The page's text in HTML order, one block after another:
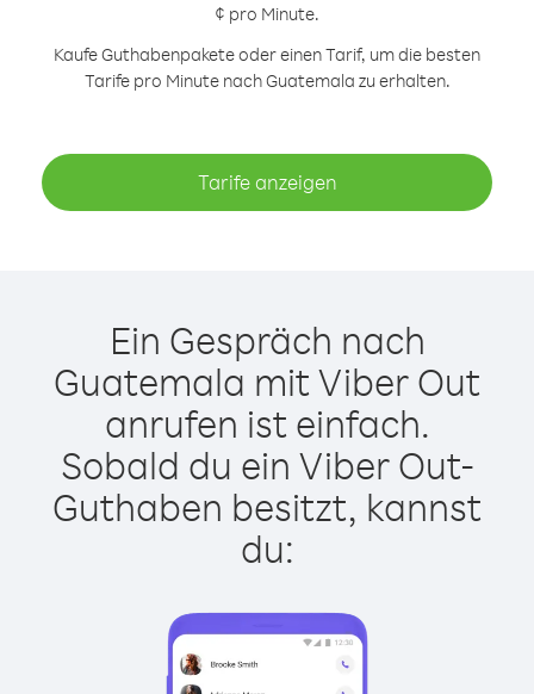
¢ pro Minute.
Kaufe Guthabenpakete oder einen Tarif, um die besten
Tarife pro Minute nach Guatemala zu erhalten.
Tarife anzeigen
Ein Gespräch nach
Guatemala mit Viber Out
anrufen ist einfach.
Sobald du ein Viber Out-
Guthaben besitzt, kannst
du: